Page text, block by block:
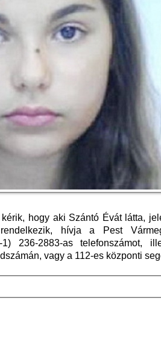
hogy aki Szántó Évát látta,
hívja a Pest
1) 236-2883-as telefonszámot,
vagy a 112-es központi